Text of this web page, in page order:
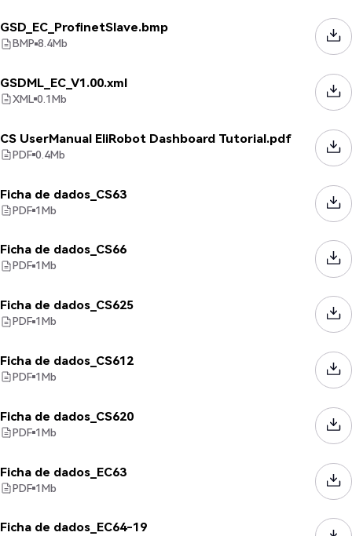
GSD_EC_ProfinetSlave.bmp
BMP 8.4Mb
GSDML_EC_V1.00.xml
XML 0.1Mb
CS UserManual EliRobot Dashboard Tutorial.pdf
PDF 0.4Mb
Ficha de dados_CS63
PDF 1Mb
Ficha de dados_CS66
PDF 1Mb
Ficha de dados_CS625
PDF 1Mb
Ficha de dados_CS612
PDF 1Mb
Ficha de dados_CS620
PDF 1Mb
Ficha de dados_EC63
PDF 1Mb
Ficha de dados_EC64-19